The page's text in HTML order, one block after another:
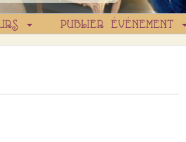
PUBLIER ÉVÉNEMENT